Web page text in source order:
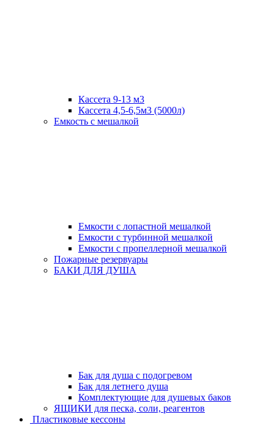
Кассета 9-13 м3
Кассета 4,5-6,5м3 (5000л)
Емкость с мешалкой
Емкости с лопастной мешалкой
Емкости с турбинной мешалкой
Емкости с пропеллерной мешалкой
Пожарные резервуары
БАКИ ДЛЯ ДУША
Бак для душа с подогревом
Бак для летнего душа
Комплектующие для душевых баков
ЯЩИКИ для песка, соли, реагентов
Пластиковые кессоны